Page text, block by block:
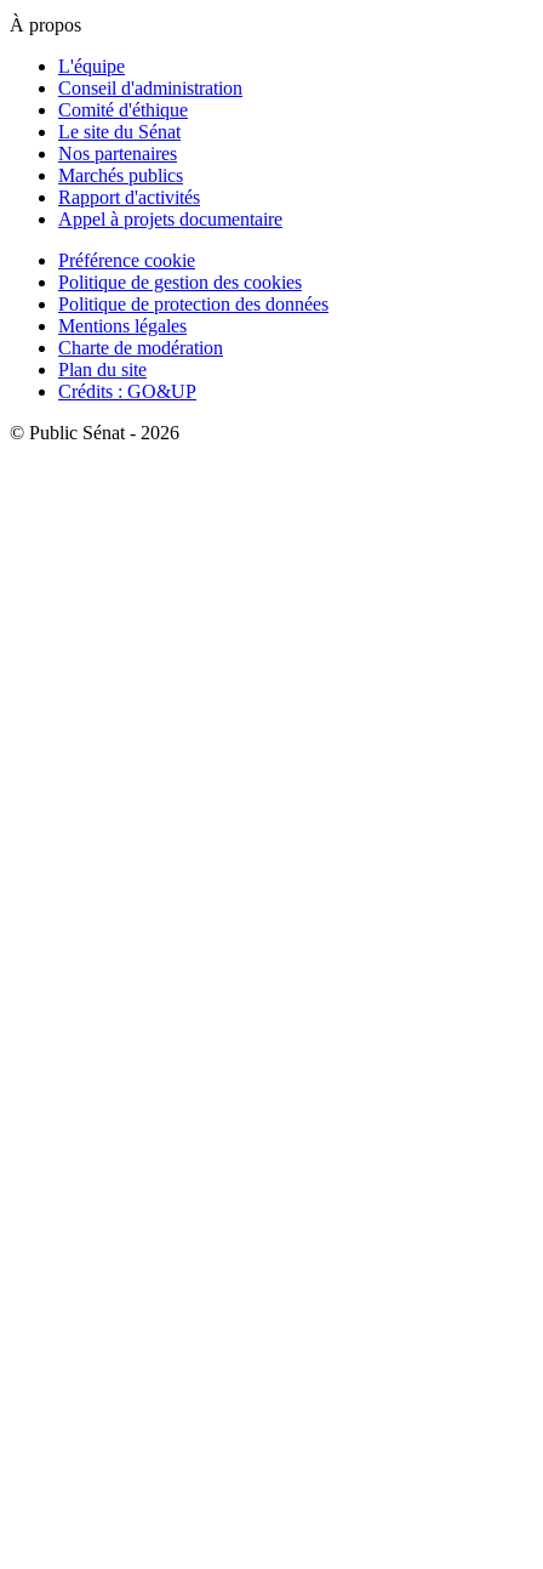
À propos
L'équipe
Conseil d'administration
Comité d'éthique
Le site du Sénat
Nos partenaires
Marchés publics
Rapport d'activités
Appel à projets documentaire
Préférence cookie
Politique de gestion des cookies
Politique de protection des données
Mentions légales
Charte de modération
Plan du site
Crédits : GO&UP
© Public Sénat - 2026